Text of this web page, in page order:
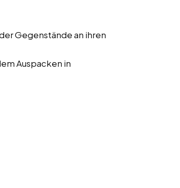
Gegenstände an ihren
Auspacken in